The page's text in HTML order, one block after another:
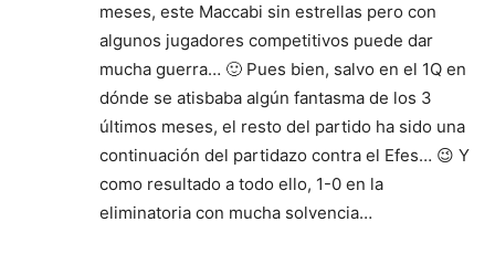
meses, este Maccabi sin estrellas pero con
algunos jugadores competitivos puede dar
mucha guerra… 🙂 Pues bien, salvo en el 1Q en
dónde se atisbaba algún fantasma de los 3
últimos meses, el resto del partido ha sido una
continuación del partidazo contra el Efes… 😉 Y
como resultado a todo ello, 1-0 en la
eliminatoria con mucha solvencia…